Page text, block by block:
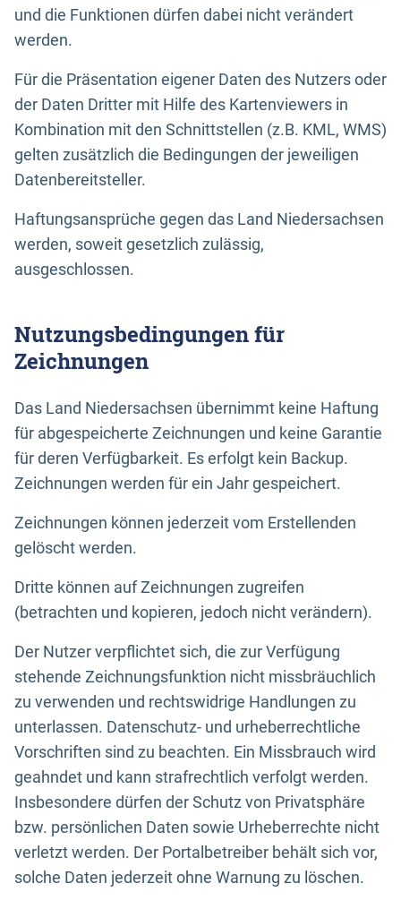
und die Funktionen dürfen dabei nicht verändert
werden.
Für die Präsentation eigener Daten des Nutzers oder
der Daten Dritter mit Hilfe des Kartenviewers in
Kombination mit den Schnittstellen (z.B. KML, WMS)
gelten zusätzlich die Bedingungen der jeweiligen
Datenbereitsteller.
Haftungsansprüche gegen das Land Niedersachsen
werden, soweit gesetzlich zulässig,
ausgeschlossen.
Nutzungsbedingungen für
Zeichnungen
Das Land Niedersachsen übernimmt keine Haftung
für abgespeicherte Zeichnungen und keine Garantie
für deren Verfügbarkeit. Es erfolgt kein Backup.
Zeichnungen werden für ein Jahr gespeichert.
Zeichnungen können jederzeit vom Erstellenden
gelöscht werden.
Dritte können auf Zeichnungen zugreifen
(betrachten und kopieren, jedoch nicht verändern).
Der Nutzer verpflichtet sich, die zur Verfügung
stehende Zeichnungsfunktion nicht missbräuchlich
zu verwenden und rechtswidrige Handlungen zu
unterlassen. Datenschutz- und urheberrechtliche
Vorschriften sind zu beachten. Ein Missbrauch wird
geahndet und kann strafrechtlich verfolgt werden.
Insbesondere dürfen der Schutz von Privatsphäre
bzw. persönlichen Daten sowie Urheberrechte nicht
verletzt werden. Der Portalbetreiber behält sich vor,
solche Daten jederzeit ohne Warnung zu löschen.